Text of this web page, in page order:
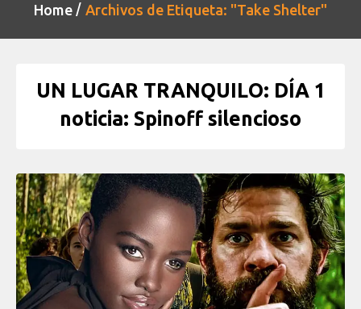
Home Archivos de Etiqueta: "Take Shelter"
UN LUGAR TRANQUILO: DÍA 1
noticia: Spinoff silencioso